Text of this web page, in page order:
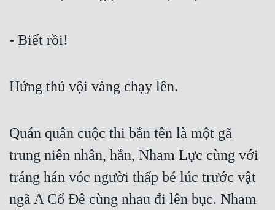
- Biết rồi!
Hứng thú vội vàng chạy lên.
Quán quân cuộc thi bắn tên là một gã
trung niên nhân, hắn, Nham Lực cùng với
tráng hán vóc người thấp bé lúc trước vật
ngã A Cổ Đê cùng nhau đi lên bục. Nham